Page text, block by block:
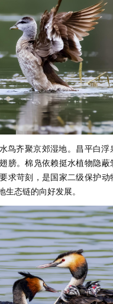
鸟齐聚京郊湿地。昌平白浮
膀。棉凫依赖挺水植物隐
求苛刻，是国家二级保护动
态链的向好发展。